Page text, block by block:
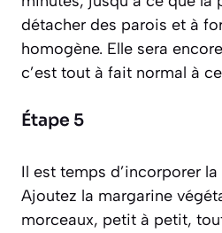
détacher des parois et à
homogène. Elle sera
c’est tout à fait normal à
Étape 5
Il est temps d’incorporer
Ajoutez la margarine
morceaux, petit à petit,